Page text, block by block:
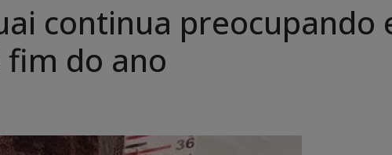
continua preocupando
fim do ano